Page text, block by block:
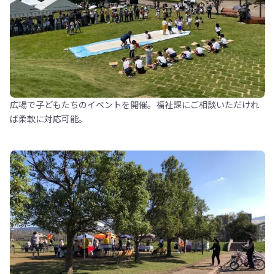
広場で子どもたちのイベントを開催。福祉課にご相談いただけれ
ば柔軟に対応可能。